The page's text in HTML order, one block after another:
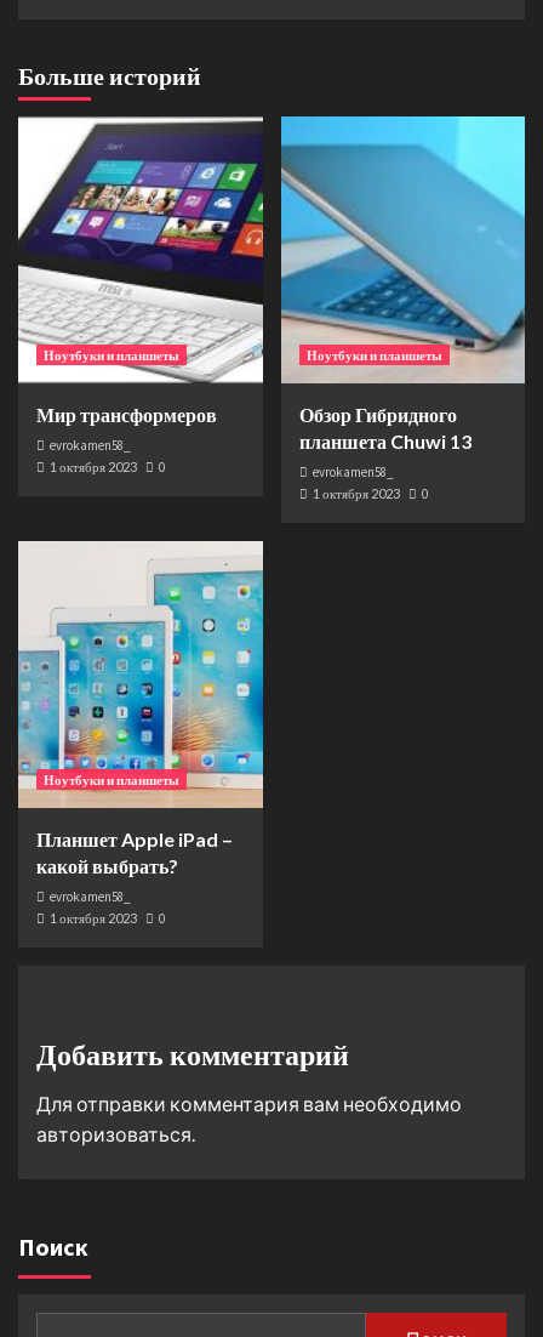
Больше историй
Ноутбуки и планшеты
Мир трансформеров
evrokamen58_
1 октября 2023 0
Ноутбуки и планшеты
Обзор Гибридного
планшета Chuwi 13
evrokamen58_
1 октября 2023 0
Ноутбуки и планшеты
Планшет Apple iPad –
какой выбрать?
evrokamen58_
1 октября 2023 0
Добавить комментарий
Для отправки комментария вам необходимо
авторизоваться
Поиск